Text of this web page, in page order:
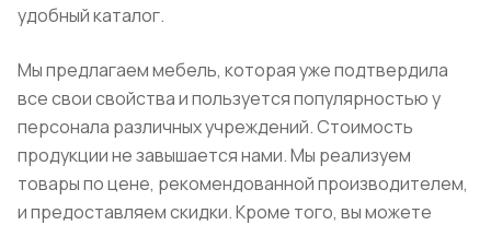
удобный каталог.
Мы предлагаем мебель, которая уже подтвердила
все свои свойства и пользуется популярностью у
персонала различных учреждений. Стоимость
продукции не завышается нами. Мы реализуем
товары по цене, рекомендованной производителем,
и предоставляем скидки. Кроме того, вы можете